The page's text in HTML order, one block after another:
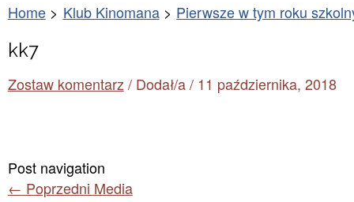
Home Klub Kinomana Pierwsze w tym roku
kk7
Zostaw komentarz / Dodał/a / 11 października, 2018
Post navigation
← Poprzedni Media